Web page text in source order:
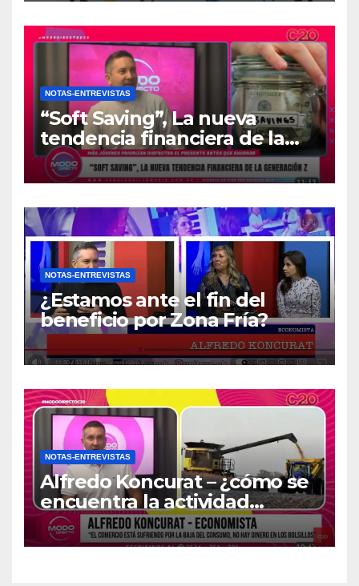
NOTAS-ENTREVISTAS
“Soft Saving”, La nueva
tendencia financiera de la
generación Z
NOTAS-ENTREVISTAS
¿Estamos ante el fin del
beneficio por Zona Fría?
NOTAS-ENTREVISTAS
Alfredo Koncurat – ¿cómo se
encuentra la actividad
económica del país?